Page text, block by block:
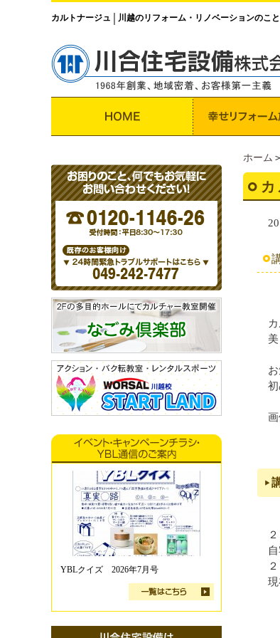
カルトナージュ 川越のリフォーム・リノベーションのこ
ホーム ＞
YBLクイズ 2026年7月号